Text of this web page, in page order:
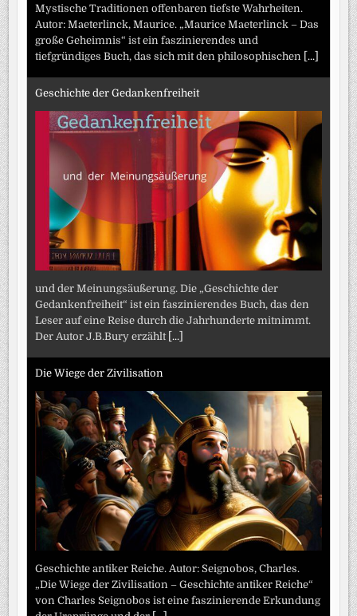
Mystische Traditionen offenbaren tiefste Wahrheiten.
Autor: Maeterlinck, Maurice. „Maurice Maeterlinck – Das
große Geheimnis“ ist ein faszinierendes und
tiefgründiges Buch, das sich mit den philosophischen [...]
Geschichte der Gedankenfreiheit
und der Meinungsäußerung. Die „Geschichte der
Gedankenfreiheit“ ist ein faszinierendes Buch, das den
Leser auf eine Reise durch die Jahrhunderte mitnimmt.
Der Autor J.B.Bury erzählt [...]
Die Wiege der Zivilisation
Geschichte antiker Reiche. Autor: Seignobos, Charles.
„Die Wiege der Zivilisation – Geschichte antiker Reiche“
von Charles Seignobos ist eine faszinierende Erkundung